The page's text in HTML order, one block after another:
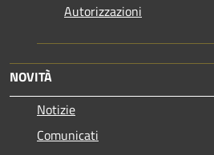
Autorizzazioni
NOVITÀ
Notizie
Comunicati